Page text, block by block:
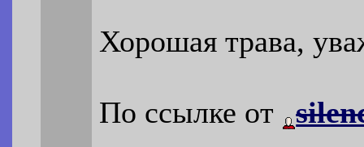
Хорошая трава,
По ссылке от